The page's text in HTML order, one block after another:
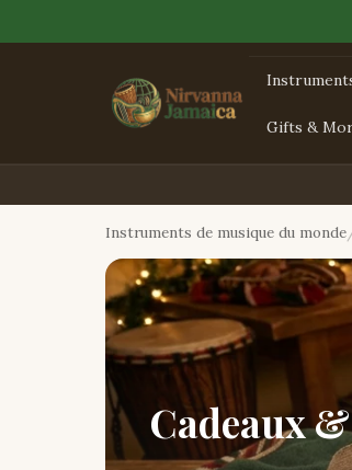
Gifts &
Instruments de musique du monde
Cadeaux